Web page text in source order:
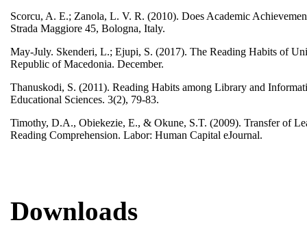
Scorcu, A. E.; Zanola, L. V. R. (2010). Does Academic
Strada Maggiore 45, Bologna, Italy.
May-July. Skenderi, L.; Ejupi, S. (2017). The Reading Habits of
Republic of Macedonia. December.
Thanuskodi, S. (2011). Reading Habits among Library and
Educational Sciences. 3(2), 79-83.
Timothy, D.A., Obiekezie, E., & Okune, S.T. (2009). Transfer of
Reading Comprehension. Labor: Human Capital eJournal.
Downloads